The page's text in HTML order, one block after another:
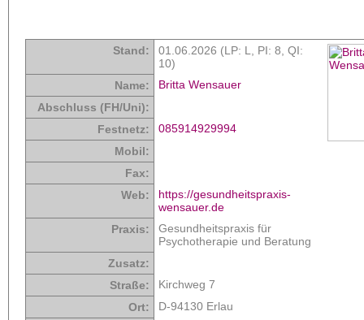
Stand: 01.06.2026 (LP: L, PI: 8 QI:
10)
Name:
Britta Wensauer
Abschluss (FH/Uni):
Festnetz:
085914929994
Mobil:
Fax:
Web:
https://gesundheitspraxis-
wensauer.de
Praxis:
Gesundheitspraxis für
Psychotherapie und Beratung
Zusatz:
Straße:
Kirchweg 7
Ort:
D-94130 Erlau